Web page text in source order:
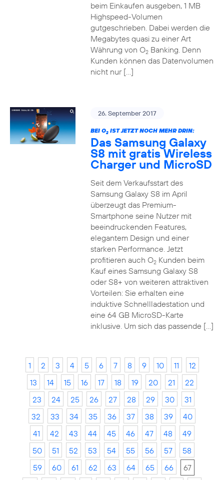
beim Einkaufen ausgeben, 1 MB
Highspeed-Volumen
gutgeschrieben. Dabei werden die
Megabytes quasi zu einer Art
Währung von O2Banking. Denn
Kunden können das Datenvolumen
nicht nur […]
26. September 2017
BEI O2IST JETZT NOCH MEHR DRIN:
Das Samsung Galaxy
S8 mit gratis Wireless
Charger und MicroSD
Seit dem Verkaufsstart des
Samsung Galaxy S8 im April
überzeugt das Premium-
Smartphone seine Nutzer mit
beeindruckenden Features,
elegantem Design und einer
starken Performance. Jetzt
profitieren auch O2Kunden beim
Kauf eines Samsung Galaxy S8
oder S8+ von weiteren attraktiven
Vorteilen: Sie erhalten eine
induktive Schnellladestation und
eine 64 GB MicroSD-Karte
inklusive. Um sich das passende […]
1 2 3 4 5 6 7 8 9 10 11
12
13
14 15 16 17 18 19 20 21
22
23
24 25 26 27 28 29 30
31
32
33 34 35 36 37 38 39
40
41
42 43 44 45 46 47 48
49
50
51 52 53 54 55 56 57
58
59
60 61 62 63 64 65 66
67